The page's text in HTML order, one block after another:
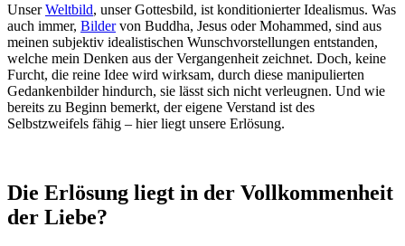
UnserWeltbild, unser Gottesbild, ist konditionierter Idealismus. Was
auch immer, Bildervon Buddha, Jesus oder Mohammed, sind aus
meinen subjektiv idealistischen Wunschvorstellungen entstanden,
welche mein Denken aus der Vergangenheit zeichnet. Doch, keine
Furcht, die reine Idee wird wirksam, durch diese manipulierten
Gedankenbilder hindurch, sie lässt sich nicht verleugnen. Und wie
bereits zu Beginn bemerkt, der eigene Verstand ist des
Selbstzweifels fähig – hier liegt unsere Erlösung.
Die Erlösung liegt in der Vollkommenheit
der Liebe?